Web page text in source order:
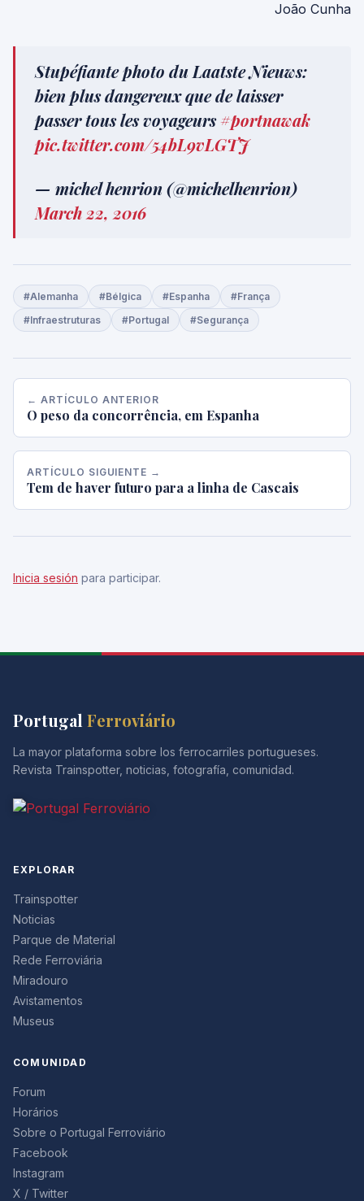
João Cunha
Stupéfiante photo du Laatste Nieuws:
bien plus dangereux que de laisser
passer tous les voyageurs#portnawak
pic.twitter.com/54bL9vLGTJ
— michel henrion (@michelhenrion)
March 22, 2016
#Alemanha #Bélgica #Espanha
#França
#Infraestruturas
#Portugal #Segurança
← ARTÍCULO ANTERIOR
O peso da concorrência, em Espanha
ARTÍCULO SIGUIENTE →
Tem de haver futuro para a linha de Cascais
Inicia sesión para participar.
Portugal Ferroviário
La mayor plataforma sobre los ferrocarriles portugueses.
Revista Trainspotter, noticias, fotografía, comunidad.
EXPLORAR
Trainspotter
Noticias
Parque de Material
Rede Ferroviária
Miradouro
Avistamentos
Museus
COMUNIDAD
Forum
Horários
Sobre o Portugal Ferroviário
Facebook
Instagram
X / Twitter